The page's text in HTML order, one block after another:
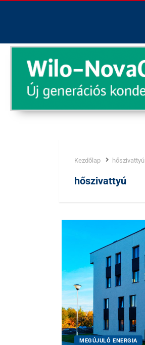
Kezdőlap hőszivattyú
Címke:
hőszivattyú
MEGÚJULÓ ENERGIA